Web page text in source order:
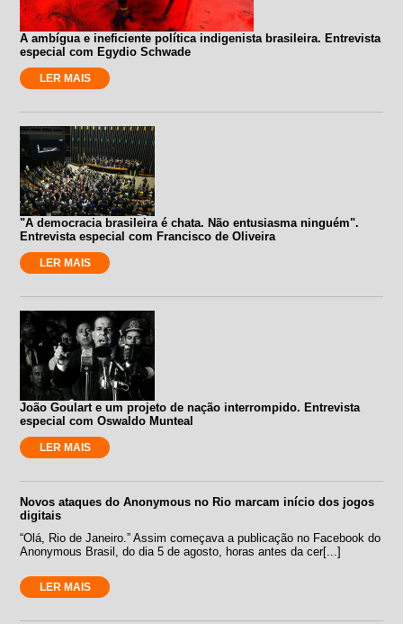
A ambígua e ineficiente política indigenista brasileira. Entrevista
especial com Egydio Schwade
LER MAIS
"A democracia brasileira é chata. Não entusiasma ninguém".
Entrevista especial com Francisco de Oliveira
LER MAIS
João Goulart e um projeto de nação interrompido. Entrevista
especial com Oswaldo Munteal
LER MAIS
Novos ataques do Anonymous no Rio marcam início dos jogos
digitais
“Olá, Rio de Janeiro.” Assim começava a publicação no Facebook do
Anonymous Brasil, do dia 5 de agosto, horas antes da cer[...]
LER MAIS